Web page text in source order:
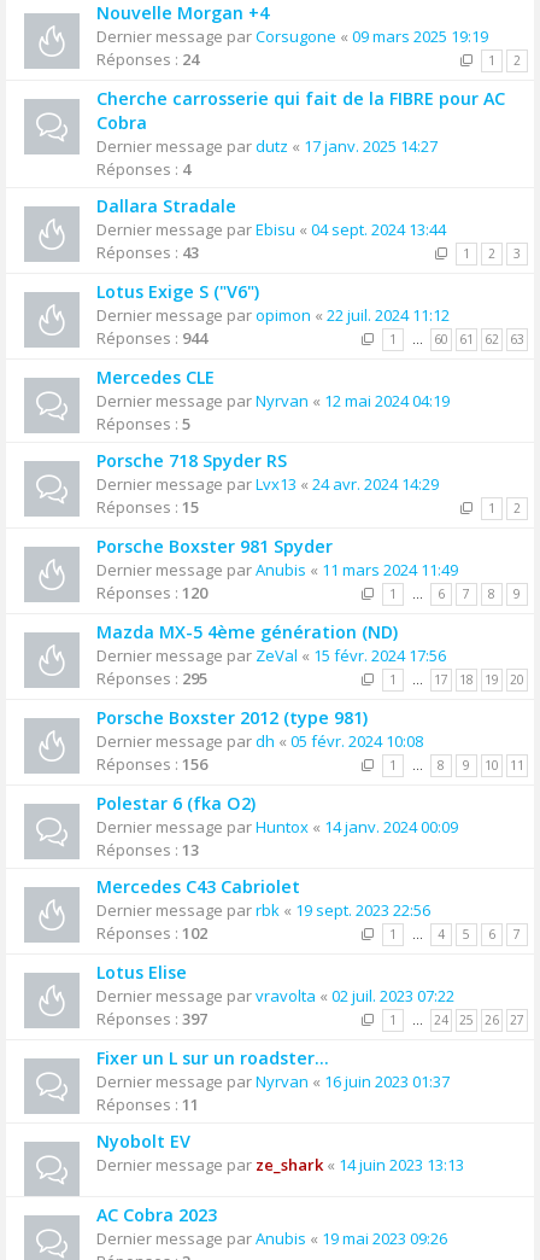
Nouvelle Morgan +4
Dernier message parCorsugone « 09 mars 2025 19:19
Réponses : 24 1 2
Cherche carrosserie qui fait de la FIBRE pour AC
Cobra
Dernier message pardutz « 17 janv. 2025 14:27
Réponses : 4
Dallara Stradale
Dernier message parEbisu « 04 sept. 2024 13:44
Réponses : 43 1 2 3
Lotus Exige S ("V6")
Dernier message paropimon « 22 juil. 2024 11:12
Réponses : 944 1 … 60 61 62 63
Mercedes CLE
Dernier message parNyrvan « 12 mai 2024 04:19
Réponses : 5
Porsche 718 Spyder RS
Dernier message parLvx13 « 24 avr. 2024 14:29
Réponses : 15 1 2
Porsche Boxster 981 Spyder
Dernier message parAnubis « 11 mars 2024 11:49
Réponses : 120 1 … 6 7 8 9
Mazda MX-5 4ème génération (ND)
Dernier message par ZeVal « 15 févr. 2024 17:56
Réponses : 295 1 … 17 18 19 20
Porsche Boxster 2012 (type 981)
Dernier message pardh « 05 févr. 2024 10:08
Réponses : 156 1 … 8 9 10 11
Polestar 6 (fka O2)
Dernier message parHuntox « 14 janv. 2024 00:09
Réponses : 13
Mercedes C43 Cabriolet
Dernier message parrbk « 19 sept. 2023 22:56
Réponses : 102 1 … 4 5 6 7
Lotus Elise
Dernier message parvravolta « 02 juil. 2023 07:22
Réponses : 397 1 … 24 25 26 27
Fixer un L sur un roadster…
Dernier message parNyrvan « 16 juin 2023 01:37
Réponses : 11
Nyobolt EV
Dernier message par ze_shark« 14 juin 2023 13:13
AC Cobra 2023
Dernier message parAnubis « 19 mai 2023 09:26